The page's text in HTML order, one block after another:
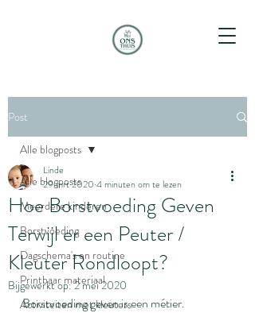
Post
Alle blogposts
Meerdere kinderen
Borstvoeding
Dagschema's en routine
Printbaar materiaal
Activiteiten met kleuters
Alle blogposts
Hoe Borstvoeding Geven
Terwijl er een Peuter /
Kleuter Rondloopt?
Linde
29 mrt 2020 4 minuten om te lezen
Bijgewerkt op:2 mei 2020
Borstvoeding geven is een métier.